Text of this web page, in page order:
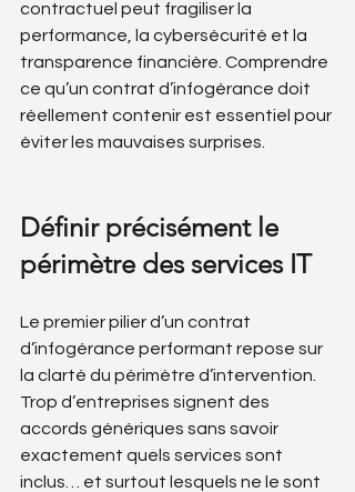
contractuel peut fragiliser la
performance, la cybersécurité et la
transparence financière. Comprendre
ce qu’un contrat d’infogérance doit
réellement contenir est essentiel pour
éviter les mauvaises surprises.
Définir précisément le
périmètre des services IT
Le premier pilier d’un contrat
d’infogérance performant repose sur
la clarté du périmètre d’intervention.
Trop d’entreprises signent des
accords génériques sans savoir
exactement quels services sont
inclus… et surtout lesquels ne le sont